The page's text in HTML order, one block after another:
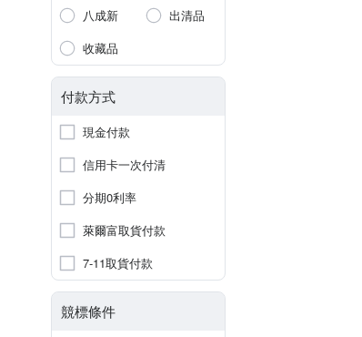
八成新
出清品
收藏品
付款方式
現金付款
信用卡一次付清
分期0利率
萊爾富取貨付款
7-11取貨付款
競標條件